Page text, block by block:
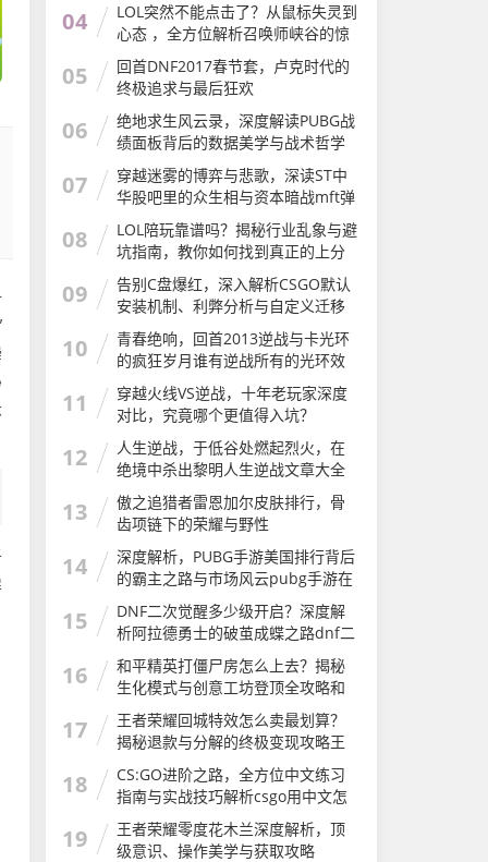
04
LOL突然不能点击了？从鼠标失灵到
心态 ，全方位解析召唤师峡谷的惊
魂时刻lol突然不能点击了怎么回事
05
回首DNF2017春节套，卢克时代的
终极追求与最后狂欢
06
绝地求生风云录，深度解读PUBG战
绩面板背后的数据美学与战术哲学
07
穿越迷雾的博弈与悲歌，深读ST中
华股吧里的众生相与资本暗战mft弹
簧评测
08
LOL陪玩靠谱吗？揭秘行业乱象与避
坑指南，教你如何找到真正的上分
神器LOL陪玩软件有哪些app
09
告别C盘爆红，深入解析CSGO默认
安装机制、利弊分析与自定义迁移
完全指南csgo安装步骤
10
青春绝响，回首2013逆战与卡光环
的疯狂岁月谁有逆战所有的光环效
果图及介绍
11
穿越火线VS逆战，十年老玩家深度
对比，究竟哪个更值得入坑？
12
人生逆战，于低谷处燃起烈火，在
绝境中杀出黎明人生逆战文章大全
13
傲之追猎者雷恩加尔皮肤排行，骨
齿项链下的荣耀与野性
14
深度解析，PUBG手游美国排行背后
的霸主之路与市场风云pubg手游在
国外火吗
15
DNF二次觉醒多少级开启？深度解
析阿拉德勇士的破茧成蝶之路dnf二
次觉醒几级
16
和平精英打僵尸房怎么上去？揭秘
生化模式与创意工坊登顶全攻略和
平精英打僵尸房怎么上去的
17
王者荣耀回城特效怎么卖最划算？
揭秘退款与分解的终极变现攻略王
者荣耀怎么卖回城特效皮肤
18
CS:GO进阶之路，全方位中文练习
指南与实战技巧解析csgo用中文怎
么说
19
王者荣耀零度花木兰深度解析，顶
级意识、操作美学与获取攻略